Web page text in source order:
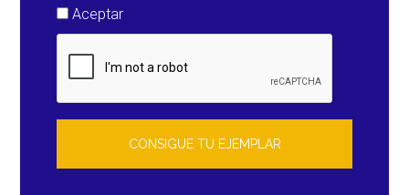
Aceptar